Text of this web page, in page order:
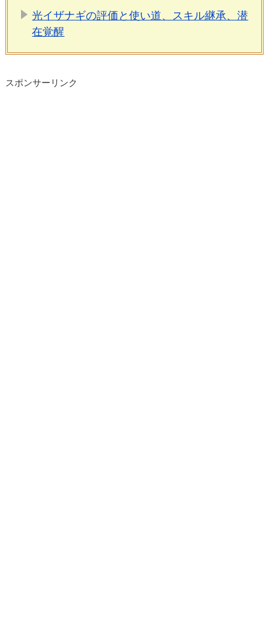
光イザナギの評価と使い道、スキル継承、潜
在覚醒
スポンサーリンク